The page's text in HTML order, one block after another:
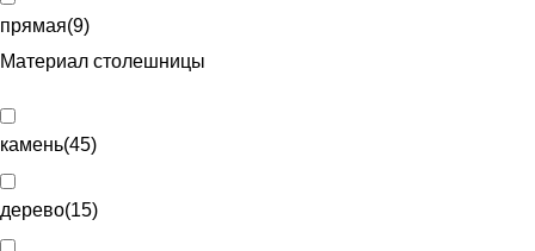
прямая(9)
Материал столешницы
камень(45)
дерево(15)